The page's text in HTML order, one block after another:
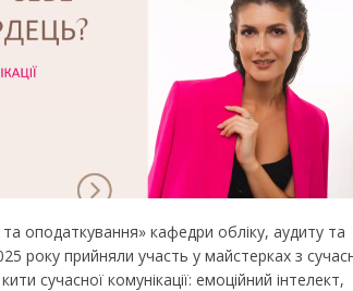
оподаткування» кафедри обліку, аудиту та
року прийняли участь у майстерках з
сучасної комунікації: емоційний інтелект,